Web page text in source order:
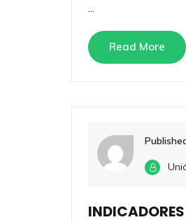
...
Read More